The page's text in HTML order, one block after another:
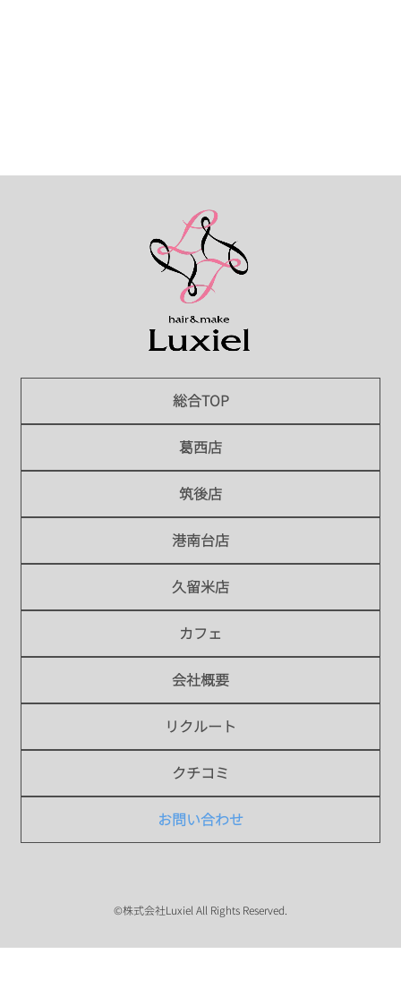
総合TOP
葛西店
筑後店
港南台店
久留米店
カフェ
会社概要
リクルート
クチコミ
お問い合わせ
©株式会社Luxiel All Rights Reserved.